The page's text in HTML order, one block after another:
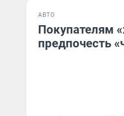
АВТО
Покупателям
предпочесть